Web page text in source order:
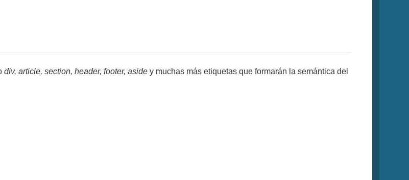
div, article, section, header, footer, aside y muchas más etiquetas que formarán la semántica del